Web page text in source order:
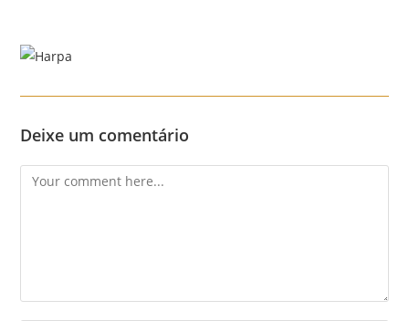
content
Deixe um comentário
Comment